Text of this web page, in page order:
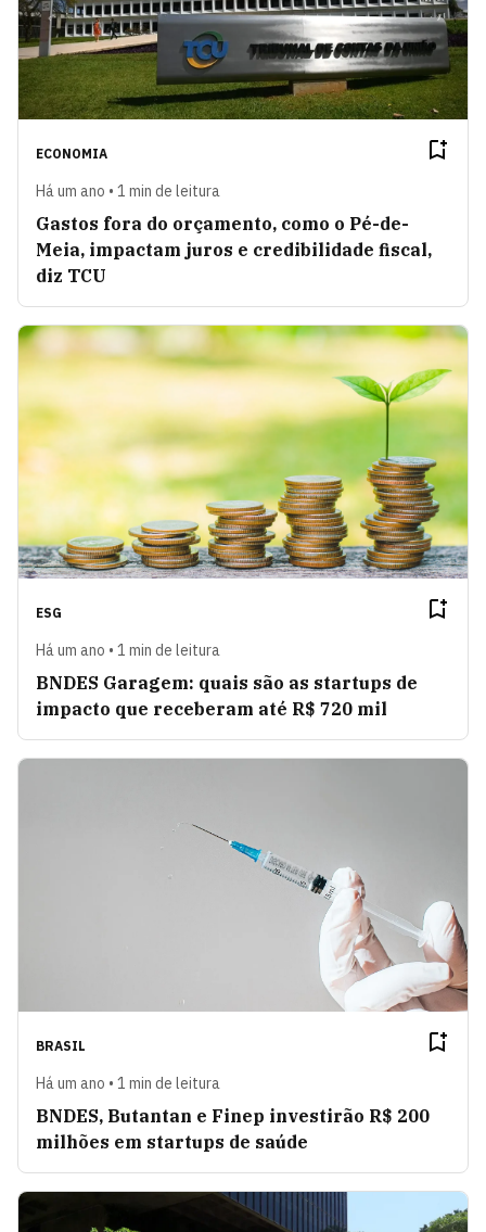
ECONOMIA
Há um ano • 1 min de leitura
Gastos fora do orçamento, como o Pé-de-
Meia, impactam juros e credibilidade fiscal,
diz TCU
ESG
Há um ano • 1 min de leitura
BNDES Garagem: quais são as startups de
impacto que receberam até R$ 720 mil
BRASIL
Há um ano • 1 min de leitura
BNDES, Butantan e Finep investirão R$ 200
milhões em startups de saúde